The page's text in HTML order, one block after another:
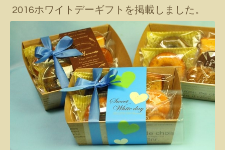
2016ホワイトデーギフトを掲載しました。